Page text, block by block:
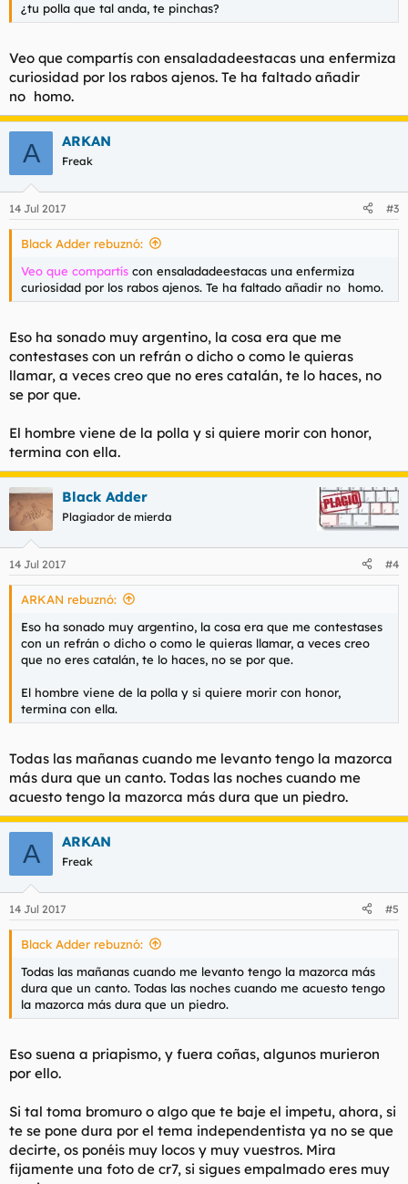
¿tu polla que tal anda, te pinchas?
Veo que compartís con ensaladadeestacas una enfermiza
curiosidad por los rabos ajenos. Te ha faltado añadir
no homo.
A ARKAN
Freak
14 Jul 2017 #3
Black Adder rebuznó:
Veo que compartís con ensaladadeestacas una enfermiza
curiosidad por los rabos ajenos. Te ha faltado añadir no homo.
Eso ha sonado muy argentino, la cosa era que me
contestases con un refrán o dicho o como le quieras
llamar, a veces creo que no eres catalán, te lo haces, no
se por que.
El hombre viene de la polla y si quiere morir con honor,
termina con ella.
Black Adder
Plagiador de mierda
14 Jul 2017 #4
ARKAN rebuznó:
Eso ha sonado muy argentino, la cosa era que me contestases
con un refrán o dicho o como le quieras llamar, a veces creo
que no eres catalán, te lo haces, no se por que.
El hombre viene de la polla y si quiere morir con honor,
termina con ella.
Todas las mañanas cuando me levanto tengo la mazorca
más dura que un canto. Todas las noches cuando me
acuesto tengo la mazorca más dura que un piedro.
A ARKAN
Freak
14 Jul 2017 #5
Black Adder rebuznó:
Todas las mañanas cuando me levanto tengo la mazorca más
dura que un canto. Todas las noches cuando me acuesto tengo
la mazorca más dura que un piedro.
Eso suena a priapismo, y fuera coñas, algunos murieron
por ello.
Si tal toma bromuro o algo que te baje el impetu, ahora, si
te se pone dura por el tema independentista ya no se que
decirte, os ponéis muy locos y muy vuestros. Mira
fijamente una foto de cr7, si sigues empalmado eres muy